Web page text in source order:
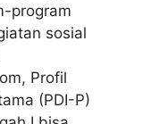
program
sosial
Profil
(PDI-P)